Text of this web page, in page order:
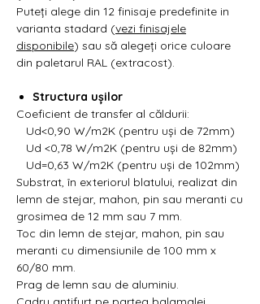
Puteți alege din 12 finisaje predefinite in
varianta stadard (vezi finisajele
disponibile) sau să alegeți orice culoare
din paletarul RAL (extracost).
Structura ușilor
Coeficient de transfer al căldurii:
Ud<0,90 W/m2K (pentru uși de 72mm)
Ud <0,78 W/m2K (pentru uși de 82mm)
Ud=0,63 W/m2K (pentru uși de 102mm)
Substrat, în exteriorul blatului, realizat din
lemn de stejar, mahon, pin sau meranti cu
grosimea de 12 mm sau 7 mm.
Toc din lemn de stejar, mahon, pin sau
meranti cu dimensiunile de 100 mm x
60/80 mm.
Prag de lemn sau de aluminiu.